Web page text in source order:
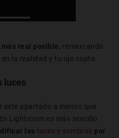
real posible , remarcando
la realidad y tu ojo capta.
luces
este apartado a menos que
Lightroom es más sencillo
las luces y sombras por